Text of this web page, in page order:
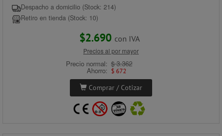
Despacho a domicilio (Stock: 214)
Retiro en tienda (Stock: 10)
$2.690 con IVA
Precios al por mayor
Precio normal: $ 3.362
Ahorro: $ 672
Comprar / Cotizar